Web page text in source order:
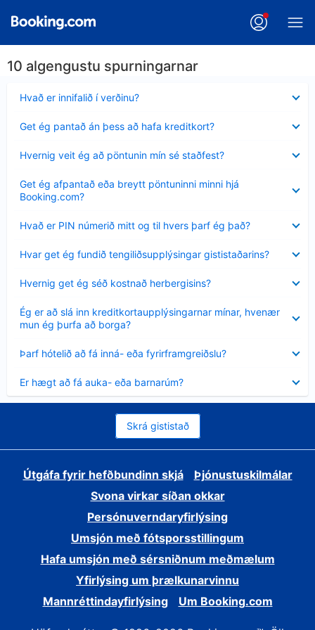
10 algengustu spurningarnar
Hvað er innifalið í verðinu?
sýnt
Get ég pantað án þess að hafa kreditkort?
sýnt
Hvernig veit ég að pöntunin mín sé staðfest?
sýnt
Get ég afpantað eða breytt pöntuninni minni hjá
Booking.com?
sýnt
Hvað er PIN númerið mitt og til hvers þarf ég það?
sýnt
Hvar get ég fundið tengiliðsupplýsingar gististaðarins?
sýnt
Hvernig get ég séð kostnað herbergisins?
sýnt
Ég er að slá inn kreditkortaupplýsingarnar mínar, hvenær
mun ég þurfa að borga?
Minna
sýnt
Þarf hótelið að fá inná- eða fyrirframgreiðslu?
sýnt
Er hægt að fá auka- eða barnarúm?
sýnt
Skrá gististað
Útgáfa fyrir hefðbundinn skjá
Þjónustuskilmálar
Svona virkar síðan okkar
Persónuverndaryfirlýsing
Umsjón með fótsporsstillingum
Hafa umsjón með sérsniðnum meðmælum
Yfirlýsing um þrælkunarvinnu
Mannréttindayfirlýsing
Um Booking.com